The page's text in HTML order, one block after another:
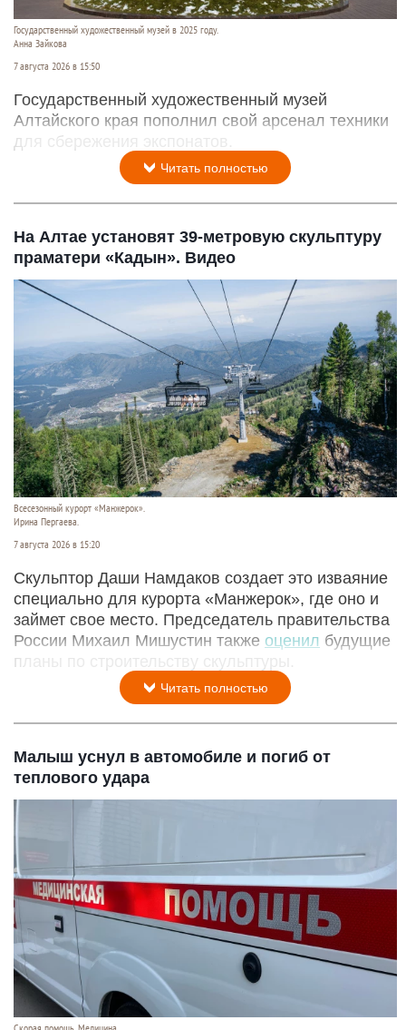
Государственный художественный музей в 2025 году.
Анна Зайкова
7 августа 2026 в 15:50
Государственный художественный музей
Алтайского края пополнил свой арсенал техники
для сбережения экспонатов.
Читать полностью
На Алтае установят 39-метровую скульптуру
праматери «Кадын». Видео
Всесезонный курорт «Манжерок».
Ирина Пергаева.
7 августа 2026 в 15:20
Скульптор Даши Намдаков создает это изваяние
специально для курорта «Манжерок», где оно и
займет свое место. Председатель правительства
России Михаил Мишустин также оценил будущие
планы по строительству скульптуры.
Читать полностью
Малыш уснул в автомобиле и погиб от
теплового удара